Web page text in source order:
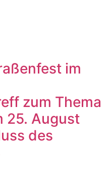
im
zum Thema
25. August
des